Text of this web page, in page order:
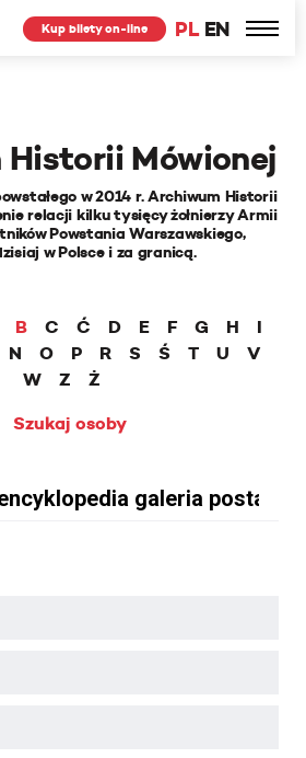
PL EN
Kup bilety on-line
Mówionej
w 2014 r. Archiwum Historii
relacji kilku tysięcy żołnierzy Armii
Powstania Warszawskiego,
w Polsce i za granicą.
B C Ć D E F G H
I
N O P R S Ś T U
V
W
Z
Ż
Szukaj osoby